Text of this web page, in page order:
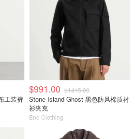
工装裤
$991.00 $1415.00
Stone Island Ghost 黑色防风棉质衬
衫夹克
End Clothing